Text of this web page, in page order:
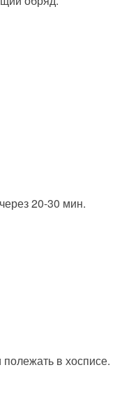
20-30 мин.
в хосписе.